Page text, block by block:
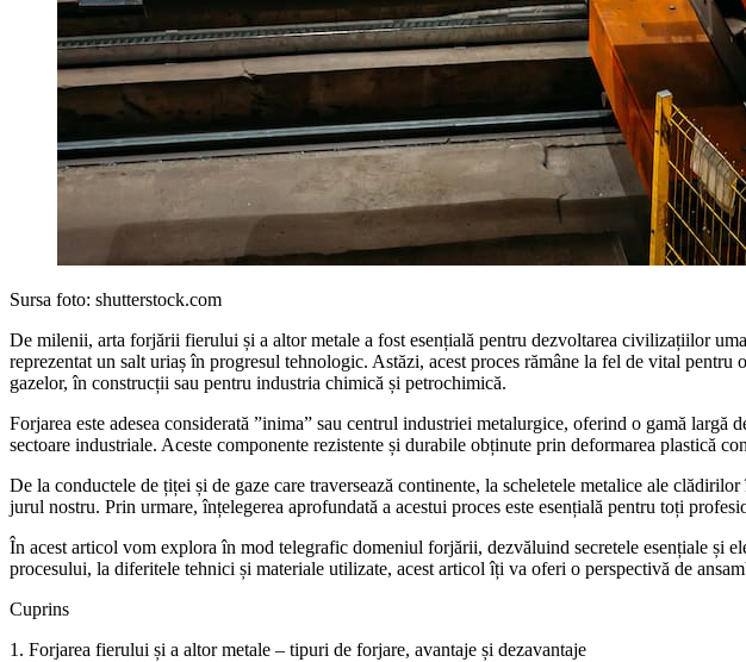
Sursa foto: shutterstock.com
De milenii, arta forjării fierului și a altor metale a fost esențială pentru dezvoltarea civilizațiilor
reprezentat un salt uriaș în progresul tehnologic. Astăzi, acest proces rămâne la fel de vital
gazelor, în construcții sau pentru industria chimică și petrochimică.
Forjarea este adesea considerată ”inima” sau centrul industriei metalurgice, oferind o gamă largă
sectoare industriale. Aceste componente rezistente și durabile obținute prin deformarea plastică
De la conductele de țiței și de gaze care traversează continente, la scheletele metalice ale
jurul nostru. Prin urmare, înțelegerea aprofundată a acestui proces este esențială pentru toți
În acest articol vom explora în mod telegrafic domeniul forjării, dezvăluind secretele esențiale și
procesului, la diferitele tehnici și materiale utilizate, acest articol îți va oferi o perspectivă de
Cuprins
1. Forjarea fierului și a altor metale – tipuri de forjare, avantaje și dezavantaje